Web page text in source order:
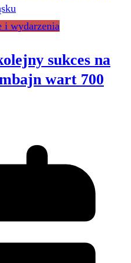
i wydarzenia
sukces na
wart 700